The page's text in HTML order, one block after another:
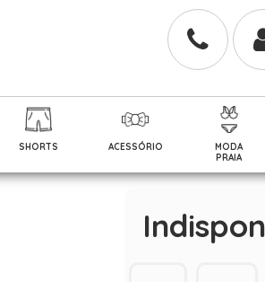
SHORTS ACESSÓRIO
MODA
PRAIA